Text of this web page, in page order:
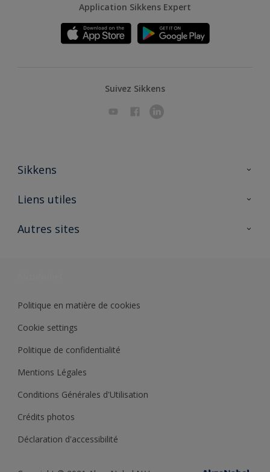
Application Sikkens Expert
Suivez Sikkens
Sikkens
A propos de Sikkens
Liens utiles
Ouvrir un magasin PASS
Autres sites
Politique en matière de cookies
Cookie settings
Politique de confidentialité
Mentions Légales
Conditions Générales d'Utilisation
Crédits photos
Déclaration d'accessibilité